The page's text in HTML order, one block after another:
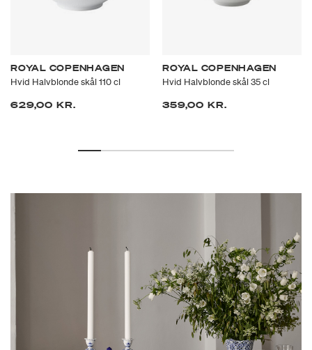
ROYAL COPENHAGEN
Hvid Halvblonde skål 110 cl
629,00 KR.
ROYAL COPENHAGEN
Hvid Halvblonde skål 35 cl
359,00 KR.